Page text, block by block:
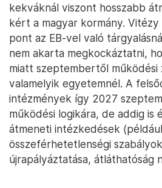
kekváknál viszont hosszabb
kért a magyar kormány.
pont az EB-vel való
nem akarta megkockáztatni,
miatt szeptembertől működési
valamelyik egyetemnél. A
intézmények így 2027
működési logikára, de addig is
átmeneti intézkedések (például
összeférhetetlenségi
újrapályáztatása, átláthatóság